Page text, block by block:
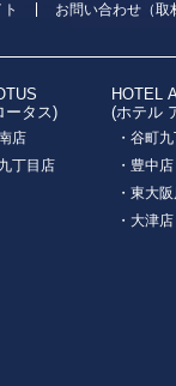
お問い合わせ（取
ータス)
店
丁目店
HOTEL
(ホテル
・谷町
・豊中店
・東大
・大津店